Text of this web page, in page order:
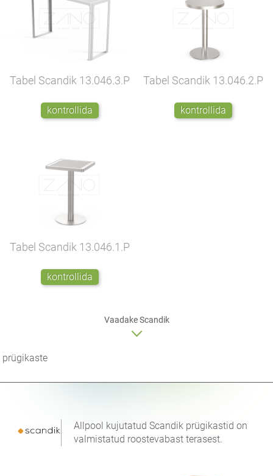
Tabel Scandik 13.046.3.P
kontrollida
Tabel Scandik 13.046.2.P
kontrollida
Tabel Scandik 13.046.1.P
kontrollida
Vaadake Scandik
prügikaste
Allpool kujutatud Scandik prügikastid on
valmistatud roostevabast terasest.